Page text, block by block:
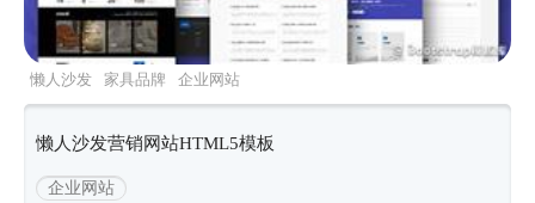
懒人沙发 家具品牌 企业网站
懒人沙发营销网站HTML5模板
企业网站